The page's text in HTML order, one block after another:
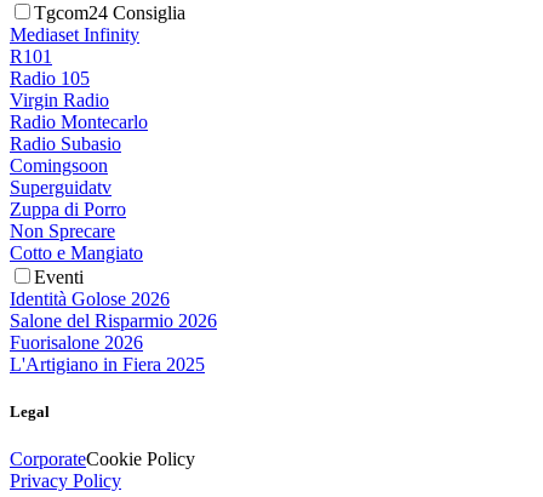
Tgcom24 Consiglia
Mediaset Infinity
R101
Radio 105
Virgin Radio
Radio Montecarlo
Radio Subasio
Comingsoon
Superguidatv
Zuppa di Porro
Non Sprecare
Cotto e Mangiato
Eventi
Identità Golose 2026
Salone del Risparmio 2026
Fuorisalone 2026
L'Artigiano in Fiera 2025
Legal
CorporateCookie Policy
Privacy Policy